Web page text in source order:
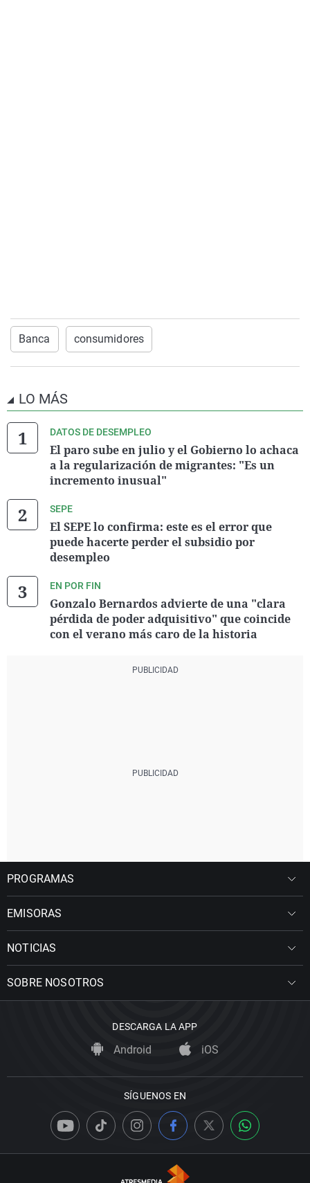
Banca consumidores
LO MÁS
DATOS DE DESEMPLEO
El paro sube en julio y el Gobierno lo achaca
a la regularización de migrantes: "Es un
incremento inusual"
SEPE
El SEPE lo confirma: este es el error que
puede hacerte perder el subsidio por
desempleo
EN POR FIN
Gonzalo Bernardos advierte de una "clara
pérdida de poder adquisitivo" que coincide
con el verano más caro de la historia
PROGRAMAS
EMISORAS
NOTICIAS
SOBRE NOSOTROS
DESCARGA LA APP
Android iOS
SÍGUENOS EN